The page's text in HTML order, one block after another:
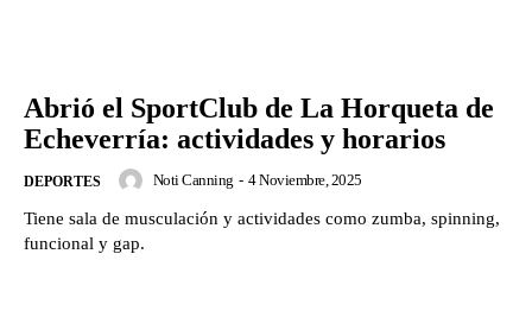
Abrió el SportClub de La Horqueta de
Echeverría: actividades y horarios
DEPORTES Noti Canning - 4 Noviembre, 2025
Tiene sala de musculación y actividades como zumba, spinning,
funcional y gap.